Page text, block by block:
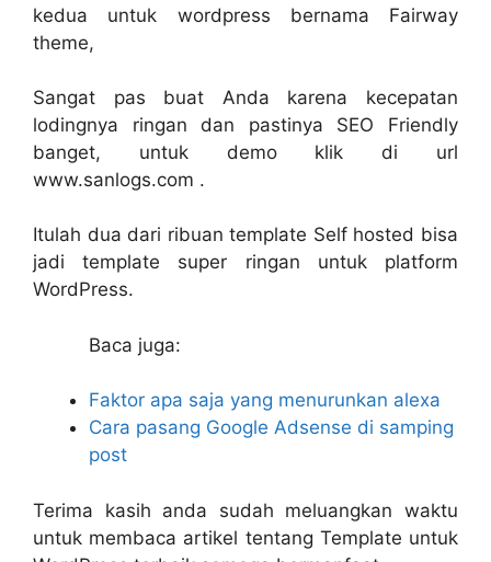
kedua untuk wordpress bernama Fairway
theme,
Sangat pas buat Anda karena kecepatan
lodingnya ringan dan pastinya SEO Friendly
banget, untuk demo klik di url
www.sanlogs.com .
Itulah dua dari ribuan template Self hosted bisa
jadi template super ringan untuk platform
WordPress.
Baca juga:
Faktor apa saja yang menurunkan alexa
Cara pasang Google Adsense di samping
post
Terima kasih anda sudah meluangkan waktu
untuk membaca artikel tentang Template untuk